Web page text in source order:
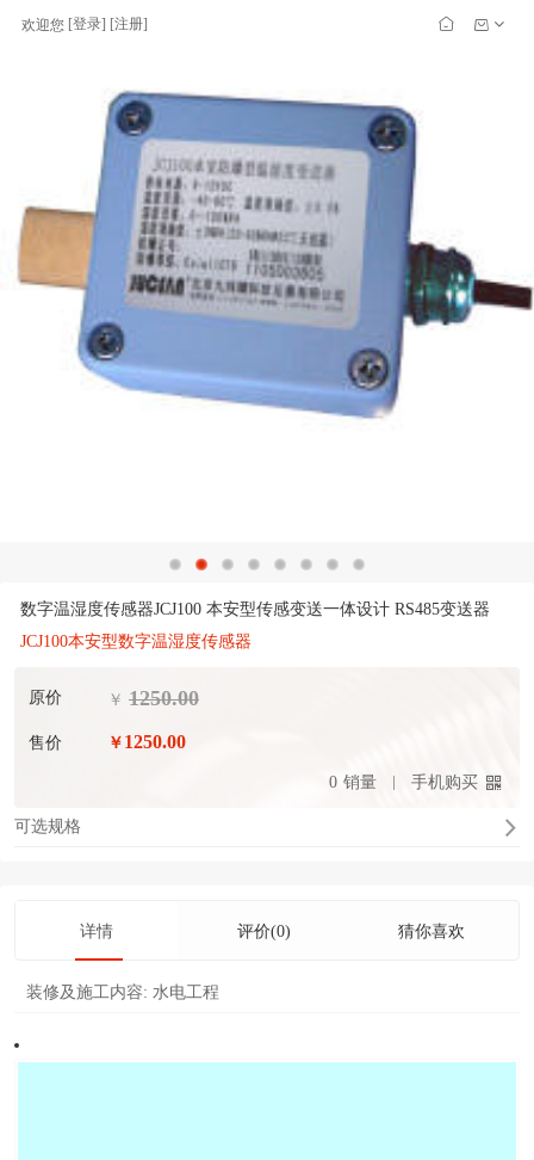
欢迎您 [登录] [注册]
数字温湿度传感器JCJ100 本安型传感变送一体设计 RS485变送器
JCJ100本安型数字温湿度传感器
原价 ￥ 1250.00
售价 ￥ 1250.00
0 销量 手机购买
可选规格
详情 评价(0) 猜你喜欢
装修及施工内容: 水电工程